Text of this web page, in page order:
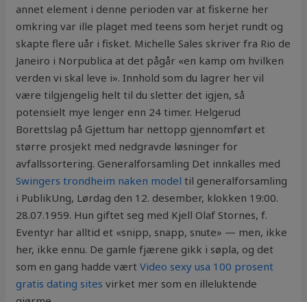
annet element i denne perioden var at fiskerne her
omkring var ille plaget med teens som herjet rundt og
skapte flere uår i fisket. Michelle Sales skriver fra Rio de
Janeiro i Norpublica at det pågår «en kamp om hvilken
verden vi skal leve i». Innhold som du lagrer her vil
være tilgjengelig helt til du sletter det igjen, så
potensielt mye lenger enn 24 timer. Helgerud
Borettslag på Gjettum har nettopp gjennomført et
større prosjekt med nedgravde løsninger for
avfallssortering. Generalforsamling Det innkalles med
Swingers trondheim naken model til generalforsamling
i PublikUng, Lørdag den 12. desember, klokken 19:00.
28.07.1959. Hun giftet seg med Kjell Olaf Stornes, f.
Eventyr har alltid et «snipp, snapp, snute» — men, ikke
her, ikke ennu. De gamle fjærene gikk i søpla, og det
som en gang hadde værtVideo sexy usa 100 prosent
gratis dating sites virket mer som en illeluktende